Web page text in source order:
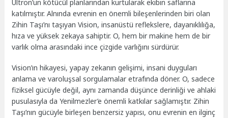
Ultron’un kötücül planlarından kurtularak ekibin saflarına
katılmıştır. Alnında evrenin en önemli bileşenlerinden biri olan
Zihin Taşı’nı taşıyan Vision, insanüstü reflekslere, dayanıklılığa,
hıza ve yüksek zekaya sahiptir. O, hem bir makine hem de bir
varlık olma arasındaki ince çizgide varlığını sürdürür.
Vision’ın hikayesi, yapay zekanın gelişimi, insani duyguları
anlama ve varoluşsal sorgulamalar etrafında döner. O, sadece
fiziksel gücüyle değil, aynı zamanda düşünce derinliği ve ahlaki
pusulasıyla da Yenilmezler’e önemli katkılar sağlamıştır. Zihin
Taşı’nın gücüyle birleşen benzersiz yapısı, onu evrenin en ilginç